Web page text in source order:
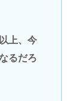
上、今
るだろ